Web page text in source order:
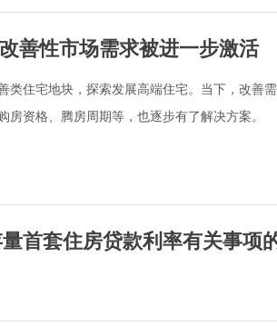
善性市场需求被进一步激活
类住宅地块，探索发展高端住宅。当下，改善
资格、腾房周期等，也逐步有了解决方案。
首套住房贷款利率有关事项